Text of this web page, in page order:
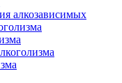
алкозависимых